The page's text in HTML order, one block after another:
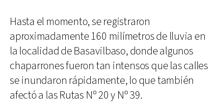
Hasta el momento, se registraron
aproximadamente 160 milímetros de lluvia en
la localidad de Basavilbaso, donde algunos
chaparrones fueron tan intensos que las calles
se inundaron rápidamente, lo que también
afectó a las Rutas Nº 20 y Nº 39.